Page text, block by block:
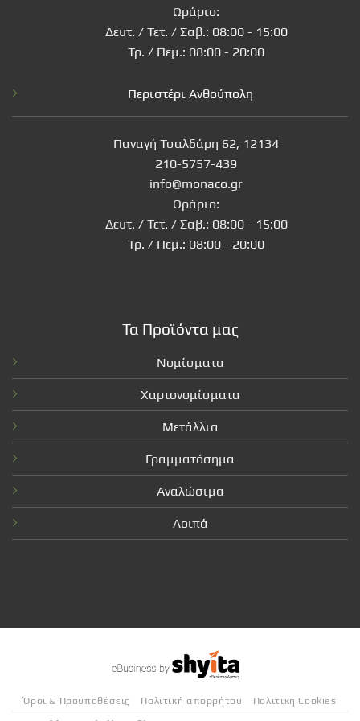
Ωράριο:
Δευτ. / Τετ. / Σαβ.: 08:00 - 15:00
Τρ. / Πεμ.: 08:00 - 20:00
Περιστέρι Ανθούπολη
Παναγή Τσαλδάρη 62, 12134
210-5757-439
info@monaco.gr
Ωράριο:
Δευτ. / Τετ. / Σαβ.: 08:00 - 15:00
Τρ. / Πεμ.: 08:00 - 20:00
Τα Προϊόντα μας
Νομίσματα
Χαρτονομίσματα
Μετάλλια
Γραμματόσημα
Αναλώσιμα
Λοιπά
Όροι & Προϋποθέσεις Πολιτική απορρήτου Πολιτικη Cookies